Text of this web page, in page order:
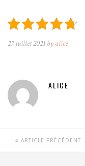
27 juillet 2021 by alice
ALICE
ARTICLE PRÉCÉDENT